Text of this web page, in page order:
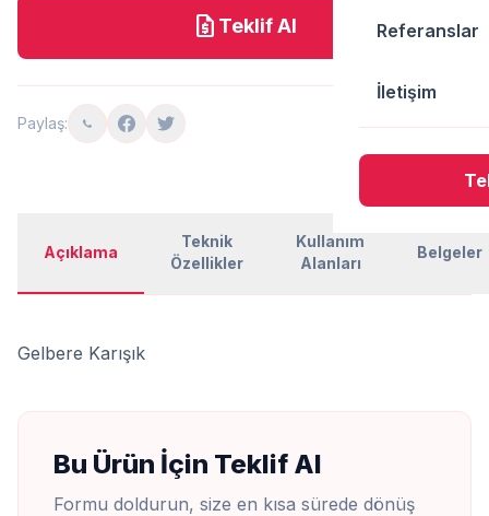
Referanslar
İletişim
request_quote Teklif Al
Paylaş:
Açıklama
Teknik
Özellikler
Kullanım
Alanları
Belgeler
Gelbere Karışık
Bu Ürün İçin Teklif Al
Formu doldurun, size en kısa sürede dönüş